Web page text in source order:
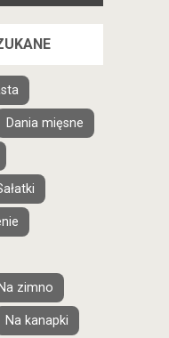
Dania mięsne
Na zimno
Na kanapki